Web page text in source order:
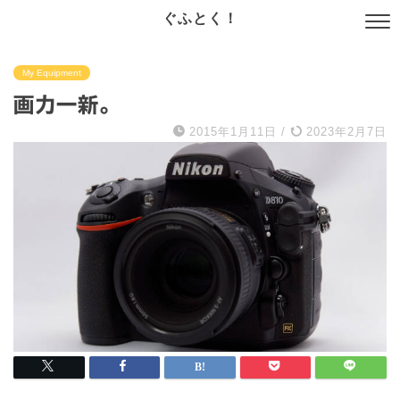
ぐふとく！
My Equipment
画力一新。
2015年1月11日 / 2023年2月7日